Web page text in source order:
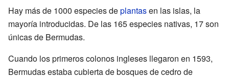
Hay más de 1000 especies deplantasen las islas, la
mayoría introducidas. De las 165 especies nativas, 17 son
únicas de Bermudas.
Cuando los primeros colonos ingleses llegaron en 1593,
Bermudas estaba cubierta de bosques de cedro de